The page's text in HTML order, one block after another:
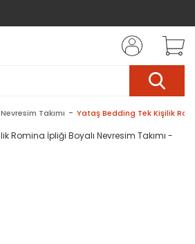
Nevresim Takımı Yataş Bedding Tek Kişilik